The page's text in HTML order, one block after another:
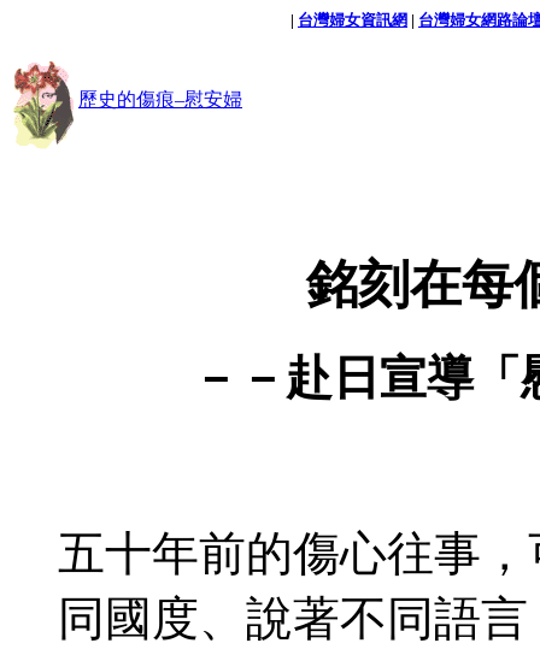
| 台灣婦女資訊網 | 台灣婦女網路論
歷史的傷痕–慰安婦
銘刻在每
－－赴日宣導
五十年前的傷心往事
同國度、說著不同語